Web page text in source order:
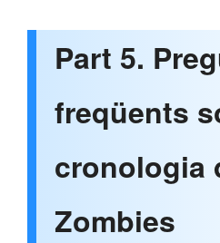
Part 5.
freqüents
cronologia
Zombies